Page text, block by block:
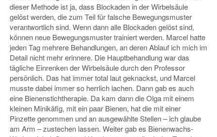
dieser Methode ist ja, dass Blockaden in der Wirbelsäule
gelöst werden, die zum Teil für falsche Bewegungsmuster
verantwortlich sind. Wenn dann alle Blockaden gelöst sind,
können neue Bewegungsmuster trainiert werden. Marcel hatte
jeden Tag mehrere Behandlungen, an deren Ablauf ich mich im
Detail nicht mehr erinnere. Die Hauptbehandlung war das
tägliche Einrenken der Wirbelsäule durch den Professor
persönlich. Das hat immer total laut geknackst, und Marcel
musste dabei immer so herrlich lachen. Dann gab es auch
eine Bienenstichtherapie. Da kam dann die Olga mit einem
kleinen Minikäfig, mit ein paar Bienen, hat die mit einer
Pinzette genommen und an ausgewählte Stellen – ich glaube
am Arm – zustechen lassen. Weiter gab es Bienenwachs-